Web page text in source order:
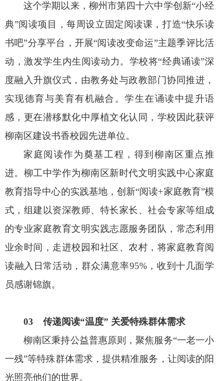
这个学期以来，柳州市第四十六中学创新“小经
典”阅读项目，每周设立固定阅读课，打造“快乐读
书吧”分享平台，开展“阅读改变命运”主题季评比活
动，激发学生内生阅读动力。学校将“经典诵读”深
度融入升旗仪式，由教务处与政教部门协同推进，
实现德育与美育有机融合。学生在诵读中提升语
感，更在潜移默化中厚植文化认同，学校因此获评
柳南区建设书香校园先进单位。
家庭阅读作为奠基工程，得到柳南区重点推
进。柳工中学作为柳南区新时代文明实践中心家庭
教育指导中心的实践基地，创新“阅读+家庭教育”模
式，组建以资深教师、特长家长、社会专家等组成
的专业家庭教育文明实践志愿服务团队，常态利用
业余时间，走进校园和社区、农村，将家庭教育阅
读融入日常活动，群众满意率95%，收到十几面学
员感谢锦旗。
03 传递阅读“温度” 关爱特殊群体需求
柳南区秉持公益普惠原则，聚焦服务“一老一小
一残”等特殊群体需求，提供精准服务，让阅读的阳
光照亮他们的世界。